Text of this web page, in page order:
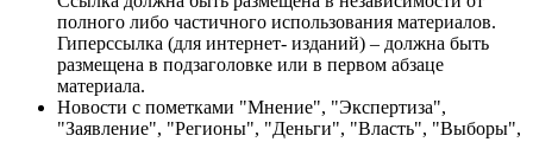
полного либо частичного использования материалов.
Гиперссылка (для интернет- изданий) – должна быть
размещена в подзаголовке или в первом абзаце
материала.
Новости с пометками "Мнение", "Экспертиза",
"Заявление", "Регионы", "Деньги", "Власть", "Выборы",